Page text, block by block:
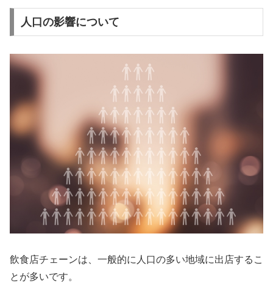
人口の影響について
飲食店チェーンは、一般的に人口の多い地域に出店するこ
とが多いです。